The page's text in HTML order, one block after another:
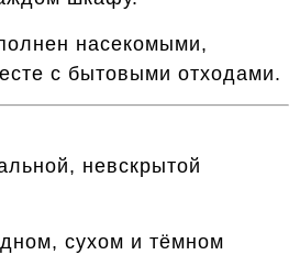
насекомыми,
с бытовыми отходами.
невскрытой
сухом и тёмном